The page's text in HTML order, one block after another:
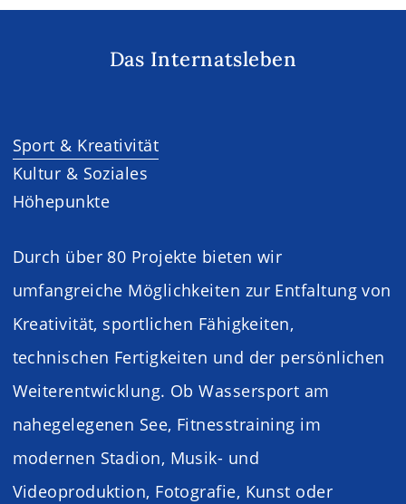
Das Internatsleben
Sport & Kreativität
Kultur & Soziales
Höhepunkte
Durch über 80 Projekte bieten wir
umfangreiche Möglichkeiten zur Entfaltung von
Kreativität, sportlichen Fähigkeiten,
technischen Fertigkeiten und der persönlichen
Weiterentwicklung. Ob Wassersport am
nahegelegenen See, Fitnesstraining im
modernen Stadion, Musik- und
Videoproduktion, Fotografie, Kunst oder